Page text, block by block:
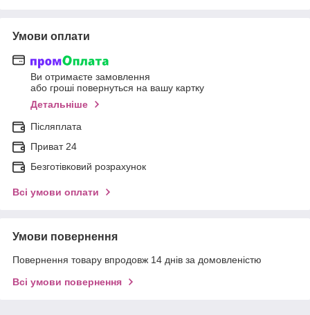
Умови оплати
Ви отримаєте замовлення
або гроші повернуться на вашу картку
Детальніше
Післяплата
Приват 24
Безготівковий розрахунок
Всі умови оплати
Умови повернення
Повернення товару впродовж 14 днів за домовленістю
Всі умови повернення